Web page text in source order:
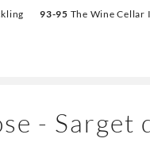
93-95 The Wine Cellar
- Sarget